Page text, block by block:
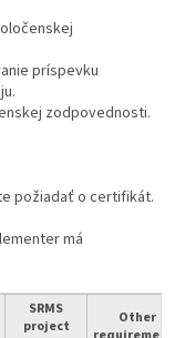
príspevku
zodpovednosti.
požiadať o certifikát.
má
SRMS
project
Other